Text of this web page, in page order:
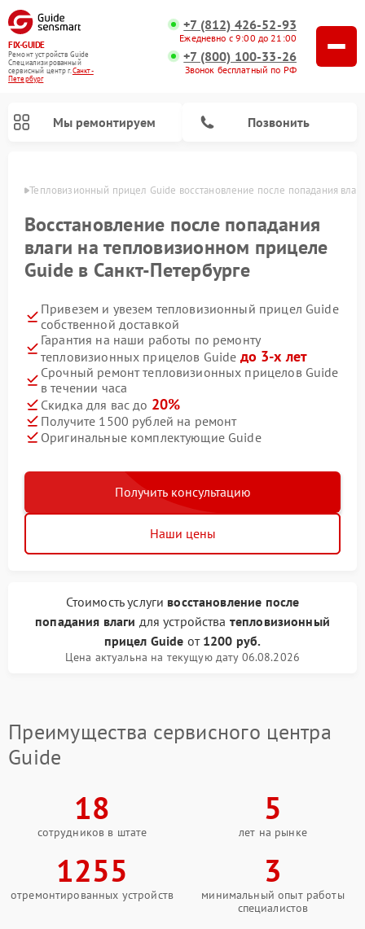
FIX-GUIDE
Ремонт устройств Guide
Специализированный
cервисный центр г.Санкт-
Петербург
+7 (812) 426-52-93
Ежедневно с 9:00 до 21:00
+7 (800) 100-33-26
Звонок бесплатный по РФ
Мы ремонтируем Позвонить
Тепловизионный прицел Guide восстановление после попадания
Восстановление после попадания
влаги на тепловизионном прицеле
Guide в Санкт-Петербурге
Привезем и увезем тепловизионный прицел Guide
собственной доставкой
Гарантия на наши работы по ремонту
тепловизионных прицелов Guide до 3-х лет
Срочный ремонт тепловизионных прицелов Guide
в течении часа
Скидка для вас до 20%
Получите 1500 рублей на ремонт
Оригинальные комплектующие Guide
Получить консультацию
Наши цены
Стоимость услуги восстановление после
попадания влаги для устройства тепловизионный
прицел Guide от 1200 руб.
Цена актуальна на текущую дату 06.08.2026
Преимущества сервисного центра
Guide
18
сотрудников в штате
5
лет на рынке
1255
отремонтированных устройств
3
минимальный опыт работы
специалистов